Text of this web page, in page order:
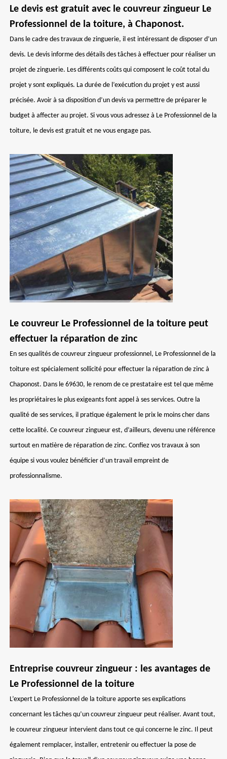
Le devis est gratuit avec le couvreur zingueur Le
Professionnel de la toiture, à Chaponost.
Dans le cadre des travaux de zinguerie, il est intéressant de disposer d’un
devis. Le devis informe des détails des tâches à effectuer pour réaliser un
projet de zinguerie. Les différents coûts qui composent le coût total du
projet y sont expliqués. La durée de l’exécution du projet y est aussi
précisée. Avoir à sa disposition d’un devis va permettre de préparer le
budget à affecter au projet. Si vous vous adressez à Le Professionnel de la
toiture, le devis est gratuit et ne vous engage pas.
Le couvreur Le Professionnel de la toiture peut
effectuer la réparation de zinc
En ses qualités de couvreur zingueur professionnel, Le Professionnel de la
toiture est spécialement sollicité pour effectuer la réparation de zinc à
Chaponost. Dans le 69630, le renom de ce prestataire est tel que même
les propriétaires le plus exigeants font appel à ses services. Outre la
qualité de ses services, il pratique également le prix le moins cher dans
cette localité. Ce couvreur zingueur est, d’ailleurs, devenu une référence
surtout en matière de réparation de zinc. Confiez vos travaux à son
équipe si vous voulez bénéficier d’un travail empreint de
professionnalisme.
Entreprise couvreur zingueur : les avantages de
Le Professionnel de la toiture
L’expert Le Professionnel de la toiture apporte ses explications
concernant les tâches qu’un couvreur zingueur peut réaliser. Avant tout,
le couvreur zingueur intervient dans tout ce qui concerne le zinc. Il peut
également remplacer, installer, entretenir ou effectuer la pose de